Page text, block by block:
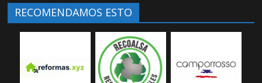
RECOMENDAMOS ESTO